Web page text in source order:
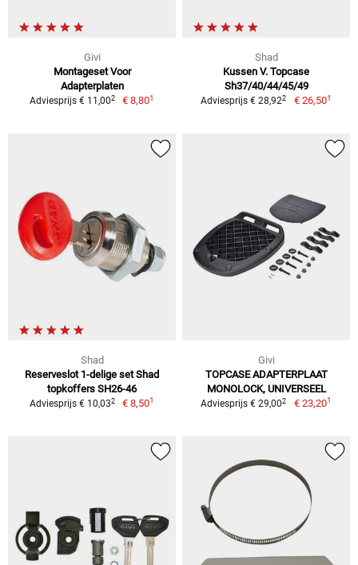
Givi
Montageset Voor
Adapterplaten
Adviesprijs € 11,002 € 8,801
Shad
Kussen V. Topcase
Sh37/40/44/45/49
Adviesprijs € 28,922 € 26,501
Shad
Reserveslot 1-delige set Shad
topkoffers SH26-46
Adviesprijs € 10,032 € 8,501
Givi
TOPCASE ADAPTERPLAAT
MONOLOCK, UNIVERSEEL
Adviesprijs € 29,002 € 23,201